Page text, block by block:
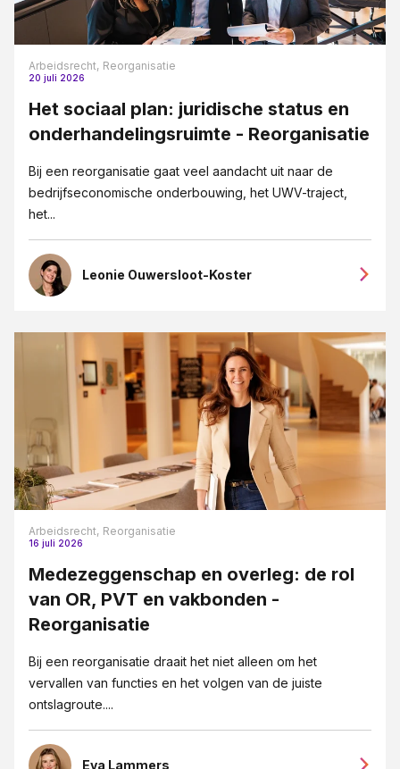
Arbeidsrecht, Reorganisatie
20 juli 2026
Het sociaal plan: juridische status en
onderhandelingsruimte - Reorganisatie
Bij een reorganisatie gaat veel aandacht uit naar de
bedrijfseconomische onderbouwing, het UWV-traject,
het...
Leonie Ouwersloot-Koster
Arbeidsrecht, Reorganisatie
16 juli 2026
Medezeggenschap en overleg: de rol
van OR, PVT en vakbonden -
Reorganisatie
Bij een reorganisatie draait het niet alleen om het
vervallen van functies en het volgen van de juiste
ontslagroute....
Eva Lammers